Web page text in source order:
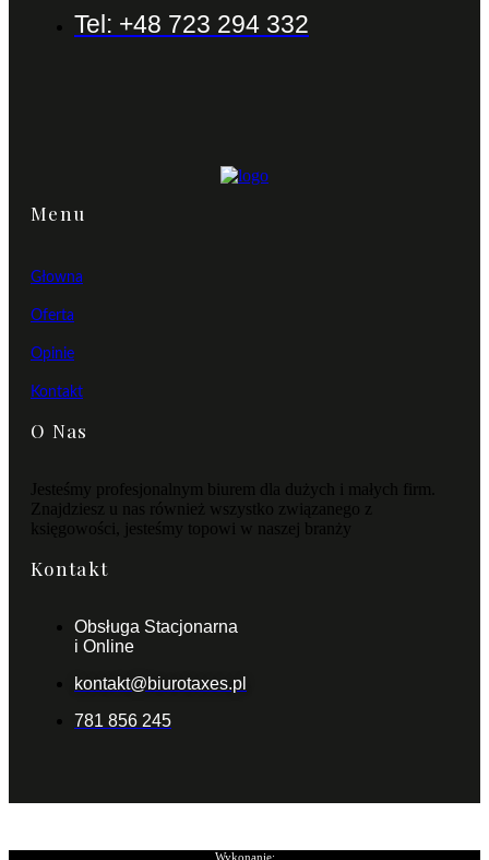
Tel: +48 723 294 332
Menu
Głowna
Oferta
Opinie
Kontakt
O Nas
Jesteśmy profesjonalnym biurem dla dużych i małych firm.
Znajdziesz u nas również wszystko związanego z
księgowości, jesteśmy topowi w naszej branży
Kontakt
Obsługa Stacjonarna
i Online
kontakt@biurotaxes.pl
781 856 245
Wykonanie: